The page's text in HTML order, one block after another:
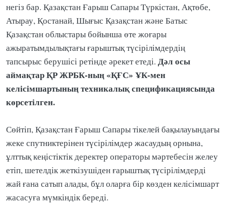
негіз бар. Қазақстан Ғарыш Сапары Түркістан, Ақтөбе,
Атырау, Қостанай, Шығыс Қазақстан және Батыс
Қазақстан облыстары бойынша өте жоғары
ажыратымдылықтағы ғарыштық түсірілімдердің
тапсырыс берушісі ретінде әрекет етеді. Дәл осы
аймақтар ҚР ЖРБК-ның «ҚҒС» ҰК-мен
келісімшартының техникалық спецификациясында
көрсетілген.
Сөйтіп, Қазақстан Ғарыш Сапары тікелей бақылауындағы
жеке спутниктерінен түсірілімдер жасаудың орнына,
ұлттық кеңістіктік деректер операторы мәртебесін желеу
етіп, шетелдік жеткізушіден ғарыштық түсірілімдерді
жай ғана сатып алады, бұл оларға бір көзден келісімшарт
жасасуға мүмкіндік береді.